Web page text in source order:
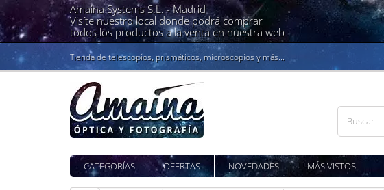
Amaina Systems S.L. -Madrid
Visíte nuestro local donde podrá comprar
todos los productos a la venta en nuestra web
Tienda de telescopios, prismáticos, microscopios y más...
CATEGORÍAS OFERTAS NOVEDADES MÁS VISTOS